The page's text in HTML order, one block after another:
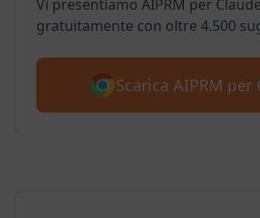
Vi presentiamo AIPRM per
gratuitamente con oltre 4.500
Scarica AIPRM per